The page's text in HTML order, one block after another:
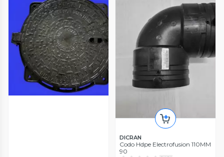
DICRAN
Codo Hdpe Electrofusion 110MM
90